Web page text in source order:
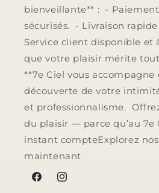
bienveillante** : -
sécurisés. - Livraison
Service client disponible et
que votre plaisir mérite
**7e Ciel vous accompagne
découverte de votre
et professionnalisme.
du plaisir — parce qu’au 7e
instant compteExplorez
maintenant
FacebookInstagram